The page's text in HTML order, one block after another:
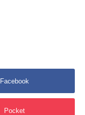
Facebook
Pocket